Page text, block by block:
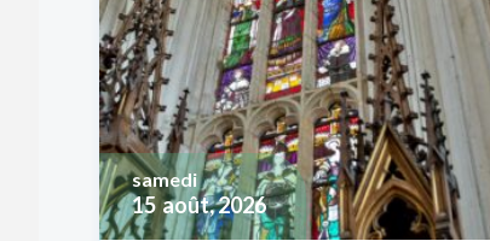
15 août, 2026
samedi